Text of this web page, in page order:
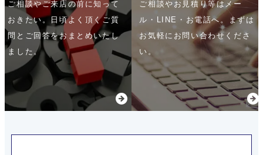
ご相談やご来店の前に知って
おきたい。 日頃よく頂くご質
問とご回答をおまとめいたし
ました。
ご相談やお見積り等はメー
ル・LINE・お電話へ。
まずは
お気軽にお問い合わせくださ
い。